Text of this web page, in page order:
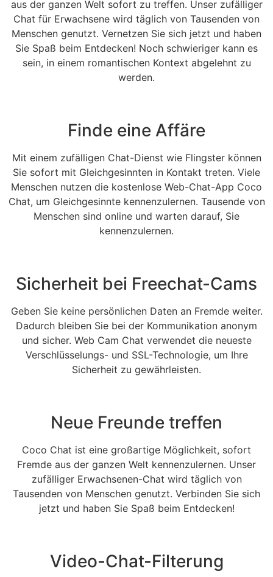
aus der ganzen Welt sofort zu treffen. Unser zufälliger
Chat für Erwachsene wird täglich von Tausenden von
Menschen genutzt. Vernetzen Sie sich jetzt und haben
Sie Spaß beim Entdecken! Noch schwieriger kann es
sein, in einem romantischen Kontext abgelehnt zu
werden.
Finde eine Affäre
Mit einem zufälligen Chat-Dienst wie Flingster können
Sie sofort mit Gleichgesinnten in Kontakt treten. Viele
Menschen nutzen die kostenlose Web-Chat-App Coco
Chat, um Gleichgesinnte kennenzulernen. Tausende von
Menschen sind online und warten darauf, Sie
kennenzulernen.
Sicherheit bei Freechat-Cams
Geben Sie keine persönlichen Daten an Fremde weiter.
Dadurch bleiben Sie bei der Kommunikation anonym
und sicher. Web Cam Chat verwendet die neueste
Verschlüsselungs- und SSL-Technologie, um Ihre
Sicherheit zu gewährleisten.
Neue Freunde treffen
Coco Chat ist eine großartige Möglichkeit, sofort
Fremde aus der ganzen Welt kennenzulernen. Unser
zufälliger Erwachsenen-Chat wird täglich von
Tausenden von Menschen genutzt. Verbinden Sie sich
jetzt und haben Sie Spaß beim Entdecken!
Video-Chat-Filterung